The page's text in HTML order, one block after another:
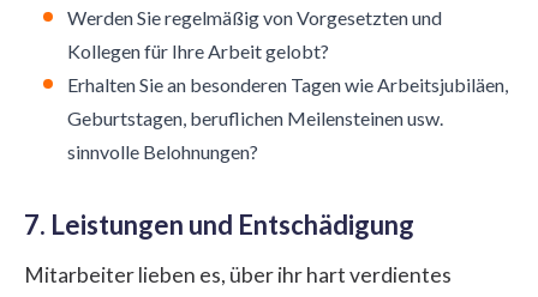
Werden Sie regelmäßig von Vorgesetzten und
Kollegen für Ihre Arbeit gelobt?
Erhalten Sie an besonderen Tagen wie Arbeitsjubiläen,
Geburtstagen, beruflichen Meilensteinen usw.
sinnvolle Belohnungen?
7. Leistungen und Entschädigung
Mitarbeiter lieben es, über ihr hart verdientes